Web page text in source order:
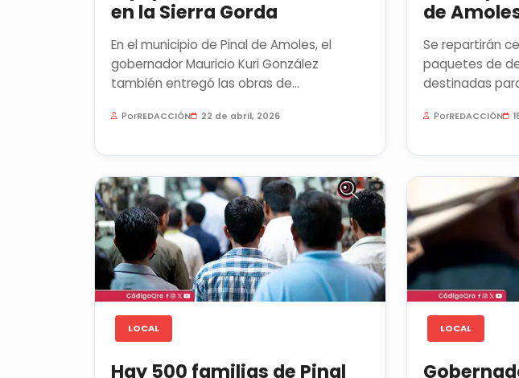
en la Sierra Gorda
En el municipio de Pinal de Amoles, el
gobernador Mauricio Kuri González
también entregó las obras de
comunidad de...
PorREDACCIÓN 22 de abril, 2026
de
Se repartirán
paquetes de
destinadas
municipios de
PorREDACCIÓN
LOCAL
Hay 500 familias de Pinal
LOCAL